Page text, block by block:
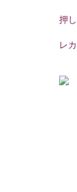
押
レ